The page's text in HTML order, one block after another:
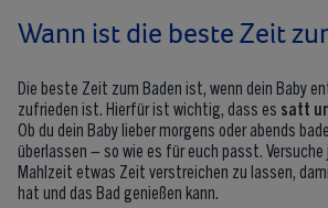
Wann ist die beste Zeit
Die beste Zeit zum Baden ist, wenn dein Baby
zufrieden ist. Hierfür ist wichtig, dass es satt
Ob du dein Baby lieber morgens oder abends
überlassen – so wie es für euch passt.
Mahlzeit etwas Zeit verstreichen zu lassen,
hat und das Bad genießen kann.